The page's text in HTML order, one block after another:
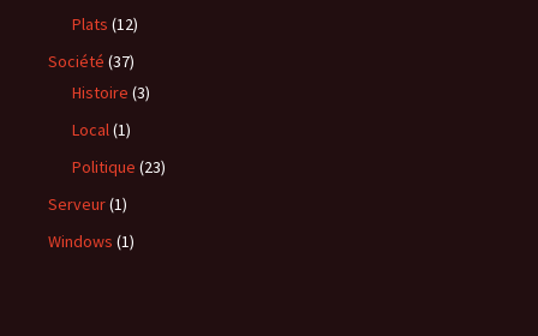
Plats (12)
Société (37)
Histoire (3)
Local(1)
Politique (23)
Serveur(1)
Windows (1)